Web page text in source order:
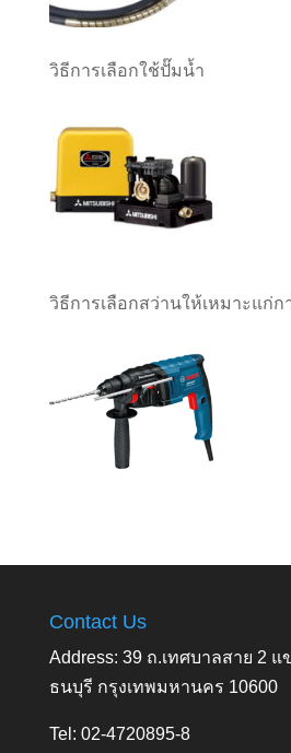
วิธีการเลือกใช้ปั๊มน้ำ
วิธีการเลือกสว่านให้เหมาะแก่ก
Contact Us
Address: 39 ถ.เทศบาลสาย 2
ธนบุรี กรุงเทพมหานคร 10600
Tel: 02-4720895-8